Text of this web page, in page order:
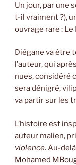
Un jour, par une
t-il vraiment ?),
ouvrage rare : Le
Diégane va être
l’auteur, qui
nues, considéré
sera dénigré,
va partir sur les
L’histoire est
auteur malien,
violence. Au-
Mohamed